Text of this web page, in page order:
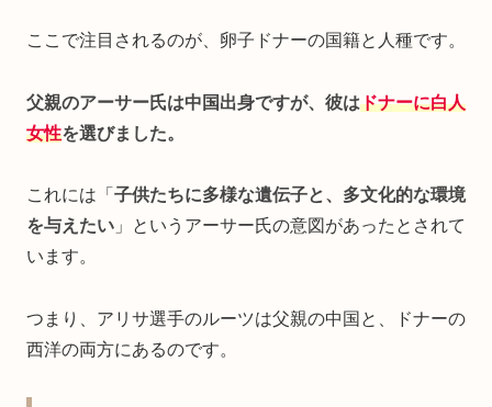
ここで注目されるのが、卵子ドナーの国籍と人種です。
父親のアーサー氏は中国出身ですが、彼はドナーに白人
女性を選びました。
これには「 子供たちに多様な遺伝子と、多文化的な環境
を与えたい 」というアーサー氏の意図があったとされて
います。
つまり、アリサ選手のルーツは父親の中国と、ドナーの
西洋の両方にあるのです。